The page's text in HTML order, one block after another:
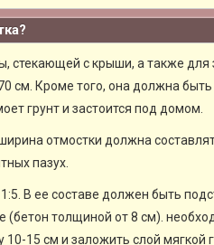
стекающей с крыши, а также
см. Кроме того, она должна
грунт и застоится под домом.
отмостки должна
пазух.
В ее составе должен быть
толщиной от 8 см).
10-15 см и заложить слой мягкой